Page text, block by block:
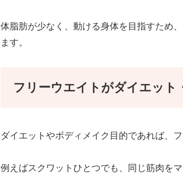
体脂肪が少なく、動ける身体を目指すため
ます。
フリーウエイトがダイエット
ダイエットやボディメイク目的であれば、
例えばスクワットひとつでも、同じ筋肉を